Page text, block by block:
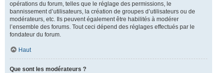
opérations du forum, telles que le réglage des permissions, le
bannissement d’utilisateurs, la création de groupes d’utilisateurs ou de
modérateurs, etc. Ils peuvent également être habilités à modérer
l’ensemble des forums. Tout ceci dépend des réglages effectués par le
fondateur du forum.
Haut
Que sont les modérateurs ?